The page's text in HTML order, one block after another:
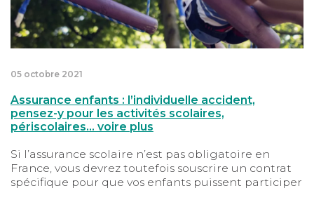
05 octobre 2021
Assurance enfants : l’individuelle accident,
pensez-y pour les activités scolaires,
périscolaires… voire plus
Si l’assurance scolaire n’est pas obligatoire en
France, vous devrez toutefois souscrire un contrat
spécifique pour que vos enfants puissent participer